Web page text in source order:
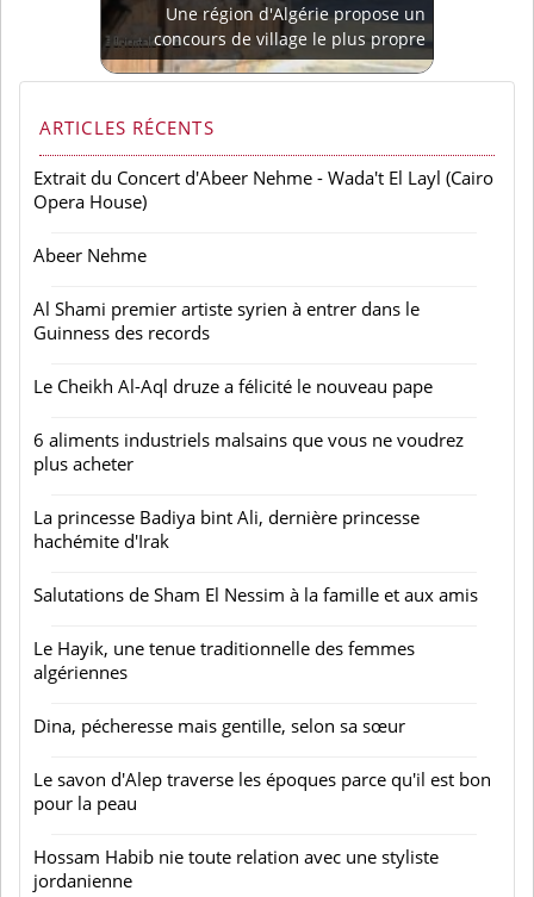
Une région d'Algérie propose un
concours de village le plus propre
ARTICLES RÉCENTS
Extrait du Concert d'Abeer Nehme - Wada't El Layl (Cairo
Opera House)
Abeer Nehme
Al Shami premier artiste syrien à entrer dans le
Guinness des records
Le Cheikh Al-Aql druze a félicité le nouveau pape
6 aliments industriels malsains que vous ne voudrez
plus acheter
La princesse Badiya bint Ali, dernière princesse
hachémite d'Irak
Salutations de Sham El Nessim à la famille et aux amis
Le Hayik, une tenue traditionnelle des femmes
algériennes
Dina, pécheresse mais gentille, selon sa sœur
Le savon d'Alep traverse les époques parce qu'il est bon
pour la peau
Hossam Habib nie toute relation avec une styliste
jordanienne